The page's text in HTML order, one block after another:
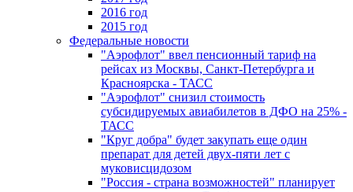
2016 год
2015 год
Федеральные новости
"Аэрофлот" ввел пенсионный тариф на
рейсах из Москвы, Санкт-Петербурга и
Красноярска - ТАСС
"Аэрофлот" снизил стоимость
субсидируемых авиабилетов в ДФО на 25% -
ТАСС
"Круг добра" будет закупать еще один
препарат для детей двух-пяти лет с
муковисцидозом
"Россия - страна возможностей" планирует